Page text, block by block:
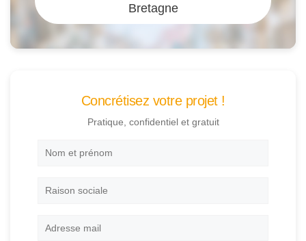
Bretagne
Concrétisez votre projet !
Pratique, confidentiel et gratuit
Nom
Raison
Adresse